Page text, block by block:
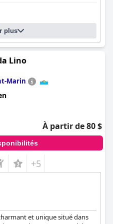
ceux qui voyagent en
les chambres propres sont
Dans l'ensemble, l'Hôtel Rossi
ceux qui recherchent un
Marin.
plus
Lino
Marin
À partir de 80 $
+5
et unique situé dans